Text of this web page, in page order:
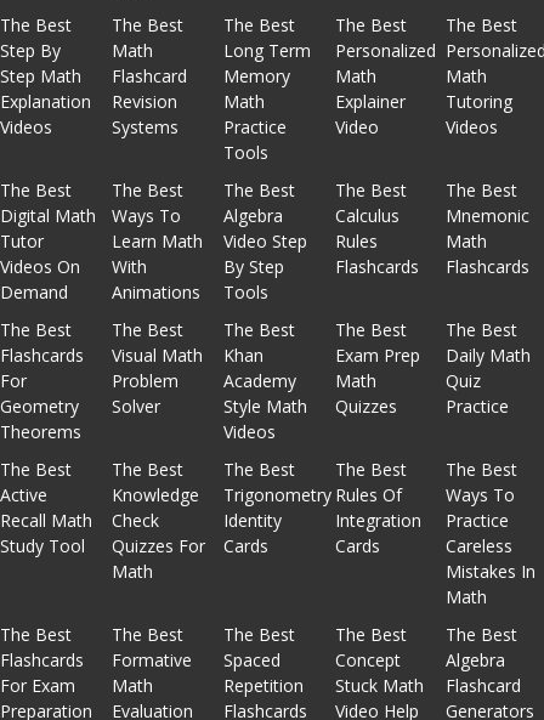
The Best
Step By
Step Math
Explanation
Videos
The Best
Math
Flashcard
Revision
Systems
The Best
Long Term
Memory
Math
Practice
Tools
The Best
Personalized
Math
Explainer
Video
The Best
Math
Tutoring
Videos
The Best
Digital Math
Tutor
Videos On
Demand
The Best
Ways To
Learn Math
With
Animations
The Best
Algebra
Video Step
By Step
Tools
The Best
Calculus
Rules
Flashcards
The Best
Mnemonic
Math
Flashcards
The Best
Flashcards
For
Geometry
Theorems
The Best
Visual Math
Problem
Solver
The Best
Khan
Academy
Style Math
Videos
The Best
Exam Prep
Math
Quizzes
The Best
Daily Math
Quiz
Practice
The Best
Active
Recall Math
Study Tool
The Best
Knowledge
Check
Quizzes For
Math
The Best
Trigonometry
Identity
Cards
The Best
Rules Of
Integration
Cards
The Best
Ways To
Practice
Careless
Mistakes In
Math
The Best
Flashcards
For Exam
Preparation
The Best
Formative
Math
Evaluation
The Best
Spaced
Repetition
Flashcards
The Best
Concept
Stuck Math
Video Help
The Best
Algebra
Flashcard
Generators